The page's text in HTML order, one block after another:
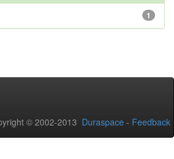
1
© 2002-2013 Duraspace - Feedback